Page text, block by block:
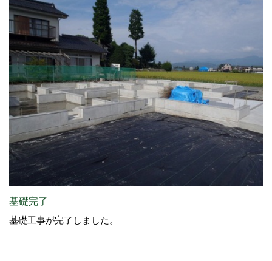
基礎完了
基礎工事が完了しました。